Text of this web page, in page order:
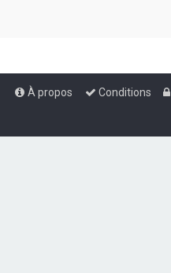
Conditions
À propos